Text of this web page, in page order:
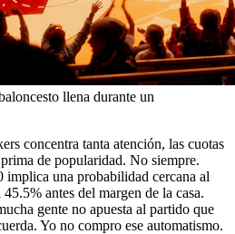
llena durante un
concentra tanta atención, las cuotas
de popularidad. No siempre.
implica una probabilidad cercana al
antes del margen de la casa.
gente no apuesta al partido que
Yo no compro ese automatismo.